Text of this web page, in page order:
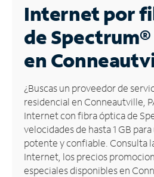
Business
Contáctanos
Inglés
Administrar
cuenta
Encuentra
una
tienda
Internet por
de Spectrum®
en
¿Buscas un proveedor de
residencial en Conneautville,
Internet con fibra óptica de
velocidades de hasta 1 GB
potente y confiable. Consulta
Internet, los precios
especiales disponibles en